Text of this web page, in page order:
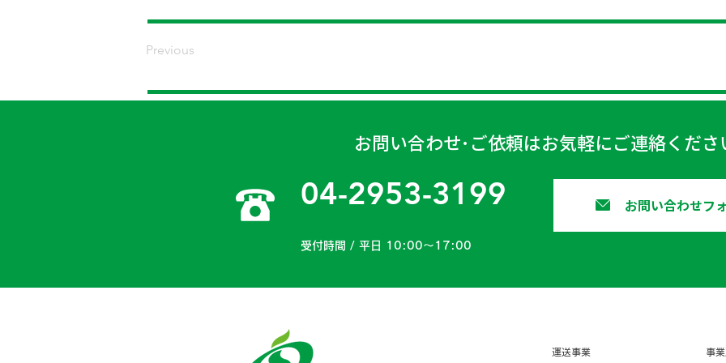
Previous
お問い合わせ･ご依頼はお気軽にご連絡くださ
04-2953-3199
受付時間 / 平日 10:00〜17:00
お問い合わせフ
運送事業 事